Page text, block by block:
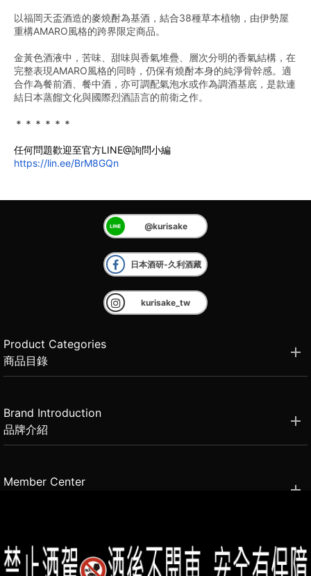
以福岡天盃酒造的麥燒酎為基酒，結合38種草本植物，由伊勢屋
重構AMARO風格的跨界限定商品。
金黃色酒液中，苦味、甜味與香氣堆疊、層次分明的香氣結構，在
完整表現AMARO風格的同時，仍保有燒酎本身的純淨骨幹感。適
合作為餐前酒、餐中酒，亦可調配氣泡水或作為調酒基底，是款連
結日本蒸餾文化與國際烈酒語言的前衛之作。
＊＊＊＊＊＊
任何問題歡迎至官方LINE@詢問小編
https://lin.ee/BrM8GQn
@kurisake
日本酒研-久利酒藏
kurisake_tw
Product Categories
商品目錄
Brand Introduction
品牌介紹
Member Center
2021思橙國際有限公司 版權所有 禁止轉貼節錄 All rights reserved.